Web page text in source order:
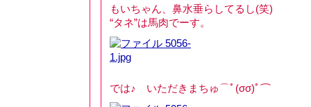
もいちゃん、鼻水垂らしてるし(笑)
“タネ”は馬肉でーす。
では♪ いただきまちゅ⌒ﾟ(σσ)ﾟ⌒